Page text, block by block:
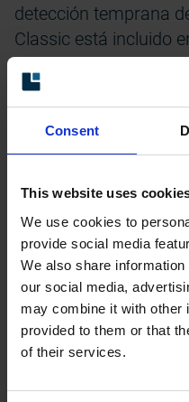
Consent
This website uses
We use cookies to
provide social media
We also share
our social media,
may combine it with other
provided to them or that
of their services.
detección temprana
Classic está incluido
producto para
a esto, se puede
estado de los